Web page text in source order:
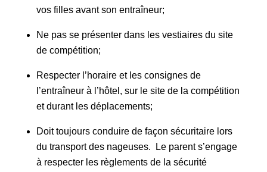
vos filles avant son entraîneur;
Ne pas se présenter dans les vestiaires du site
de compétition;
Respecter l’horaire et les consignes de
l’entraîneur à l’hôtel, sur le site de la compétition
et durant les déplacements;
Doit toujours conduire de façon sécuritaire lors
du transport des nageuses. Le parent s’engage
à respecter les règlements de la sécurité